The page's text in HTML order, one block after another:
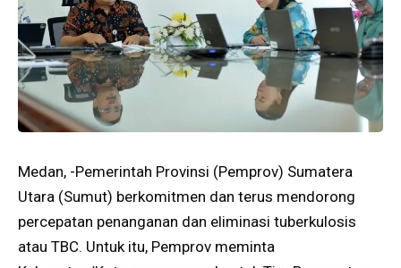
Medan, -Pemerintah Provinsi (Pemprov) Sumatera
Utara (Sumut) berkomitmen dan terus mendorong
percepatan penanganan dan eliminasi tuberkulosis
atau TBC. Untuk itu, Pemprov meminta